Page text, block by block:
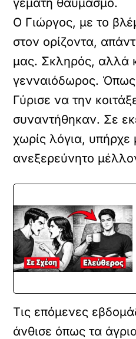
γεμάτη θαυμασμό.
Ο Γιώργος, με το
στον ορίζοντα,
μας. Σκληρός, αλλά
γενναιόδωρος. Όπως
Γύρισε να την
συναντήθηκαν. Σε
χωρίς λόγια,
ανεξερεύνητο
Τις επόμενες
άνθισε όπως τα